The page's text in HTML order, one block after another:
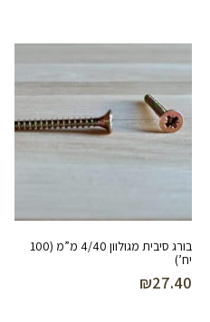
בורג סיבית מגולוון 4/40 מ”מ (100
יח’)
₪27.40